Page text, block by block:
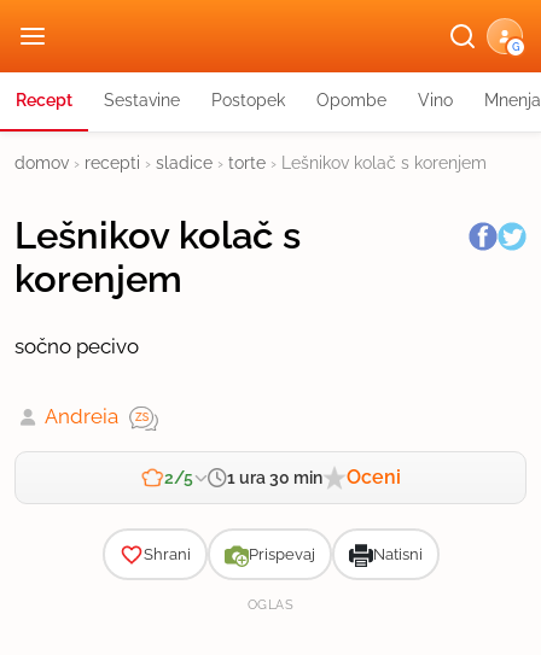
G
Recept Sestavine Postopek Opombe Vino Mnenja
domov › recepti › sladice › torte › Lešnikov kolač s korenjem
Lešnikov kolač s
korenjem
sočno pecivo
Andreia
2/5 1 ura 30 min Oceni
Shrani Prispevaj Natisni
OGLAS